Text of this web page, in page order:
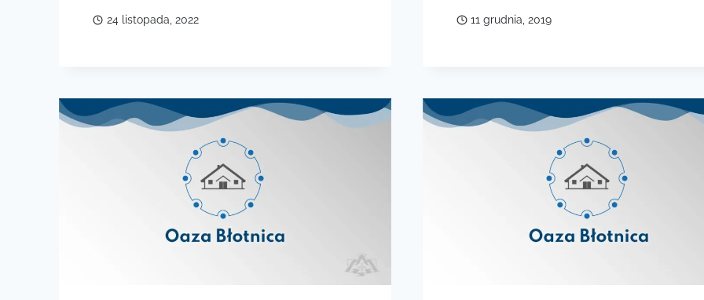
24 listopada, 2022 11 grudnia, 2019